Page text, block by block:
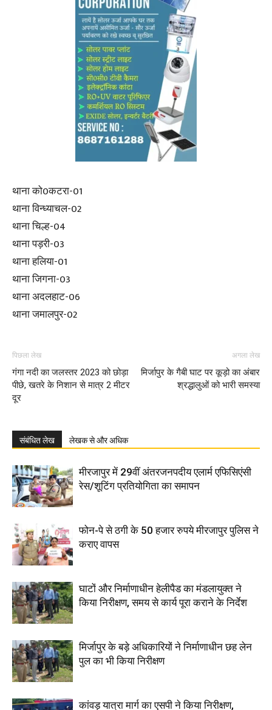
थाना को0कटरा-01
थाना विन्ध्याचल-02
थाना चिल्ह-04
थाना पड़री-03
थाना हलिया-01
थाना जिगना-03
थाना अदलहाट-06
थाना जमालपुर-02
पिछला लेख
गंगा नदी का जलस्तर 2023 को छोड़ा
पीछे, खतरे के निशान से मात्र 2 मीटर
दूर
अगला लेख
मिर्जापुर के गैबी घाट पर कूड़ो का अंबार
श्रद्धालुओं को भारी समस्या
संबंधित लेख लेखक से और अधिक
मीरजापुर में 29वीं अंतरजनपदीय एलार्म एफिसिएंसी
रेस/शूटिंग प्रतियोगिता का समापन
फोन-पे से ठगी के 50 हजार रुपये मीरजापुर पुलिस ने
कराए वापस
घाटों और निर्माणाधीन हेलीपैड का मंडलायुक्त ने
किया निरीक्षण, समय से कार्य पूरा कराने के निर्देश
मिर्जापुर के बड़े अधिकारियों ने निर्माणाधीन छह लेन
पुल का भी किया निरीक्षण
कांवड़ यात्रा मार्ग का एसपी ने किया निरीक्षण,